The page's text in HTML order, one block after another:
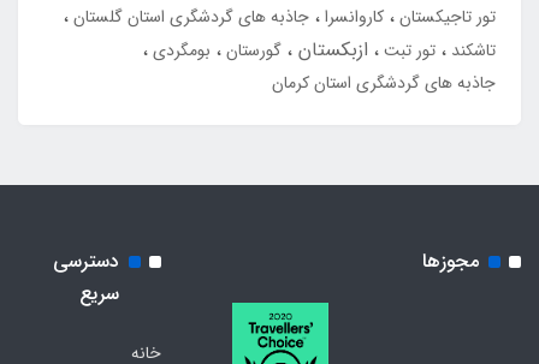
تور تاجیکستان کاروانسرا جاذبه های گردشگری استان گلستان
تاشکند
تور تبت ازبکستان گورستان
بومگردی
جاذبه های گردشگری استان کرمان
مجوزها
دسترسی
سریع
خانه